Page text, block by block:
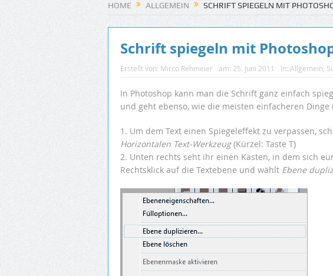
HOME ALLGEMEIN SCHRIFT SPIEGELN MIT
Schrift spiegeln mit
Erstellt von: Mirco Rehmeier am: 25. Juni 2011 In: Allgemein
In Photoshop kann man die Schrift ganz einfach
und geht ebenso, wie die meisten einfacheren Dinge
1. Um dem Text einen Spiegeleffekt zu verpassen,
Horizontalen Text-Werkzeug(Kürzel: Taste T)
2. Unten rechts seht ihr einen Kasten, in dem sich
Rechtsklick auf die Textebene und wählt Ebene